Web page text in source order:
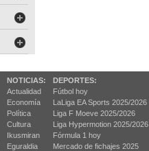
NOTICIAS:
Actualidad
Economía
Política
Cultura
Ikusmiran
Eguraldia
DEPORTES:
Fútbol hoy
LaLiga EA Sports 2025/2026
Liga F Moeve 2025/2026
Liga Hypermotion 2025/2026
Fórmula 1 hoy
Mercado de fichajes 2025